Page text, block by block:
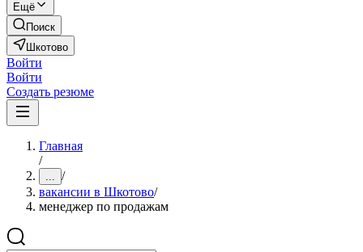
Ещё
Поиск
Шкотово
Войти
Войти
Создать резюме
Главная
/
... /
вакансии в Шкотово/
менеджер по продажам